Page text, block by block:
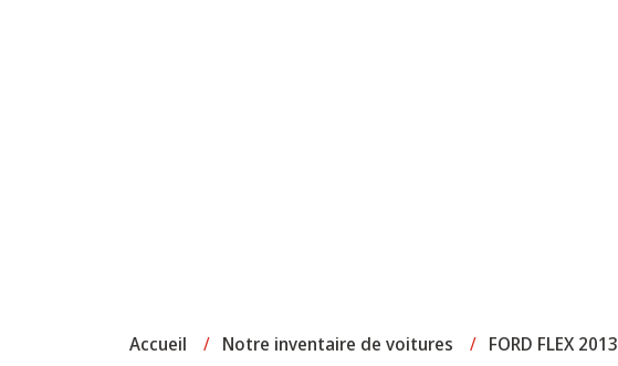
Accueil / Notre inventaire de voitures / FORD FLEX 2013